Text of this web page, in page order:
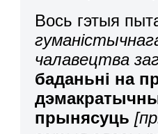
Вось гэтыя
чалавецтва
баданьні на
прынясуць